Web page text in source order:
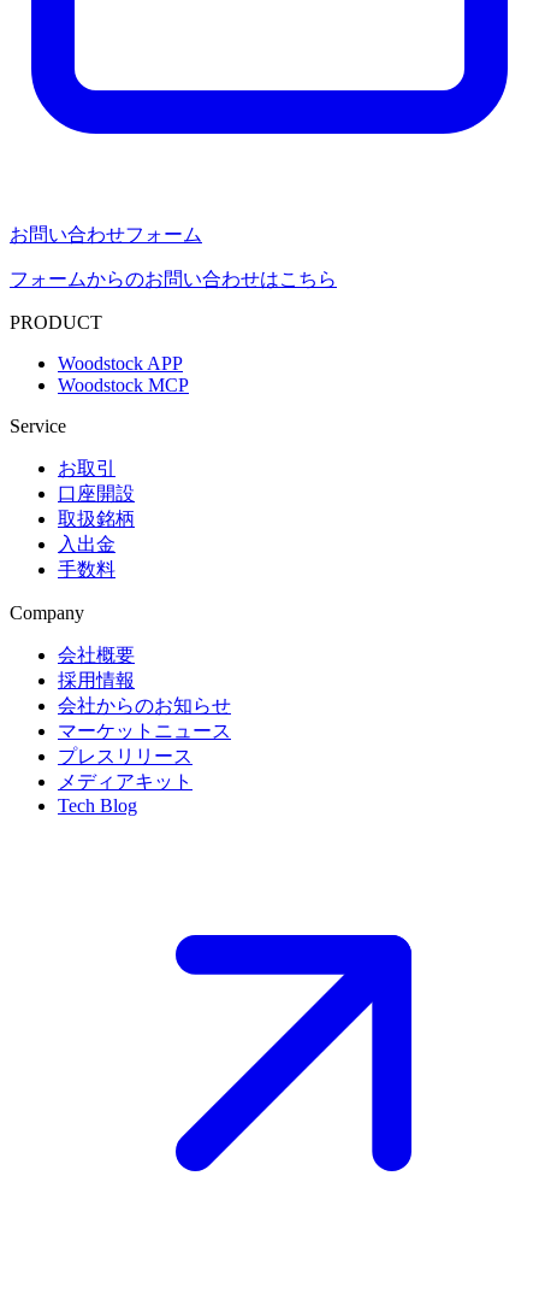
お問い合わせフォーム
フォームからのお問い合わせはこちら
PRODUCT
Woodstock APP
Woodstock MCP
Service
お取引
口座開設
取扱銘柄
入出金
手数料
Company
会社概要
採用情報
会社からのお知らせ
マーケットニュース
プレスリリース
メディアキット
Tech Blog